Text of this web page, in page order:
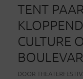
TENT
CULTURE
DOOR